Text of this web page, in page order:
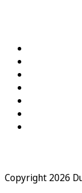
Copyright 2026